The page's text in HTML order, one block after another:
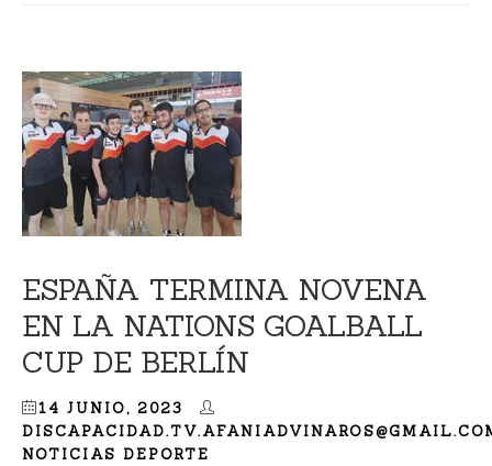
ESPAÑA TERMINA NOVENA
EN LA NATIONS GOALBALL
CUP DE BERLÍN
14 JUNIO, 2023
NOTICIAS DEPORTE